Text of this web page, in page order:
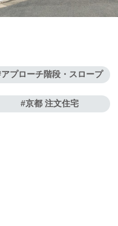
アプローチ階段・スロープ
京都 注文住宅